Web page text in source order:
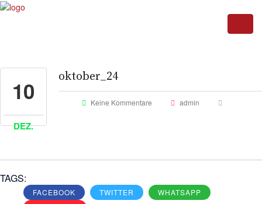
10
DEZ.
oktober_24
Keine Kommentare admin
TAGS:
FACEBOOK TWITTER
WHATSAPP